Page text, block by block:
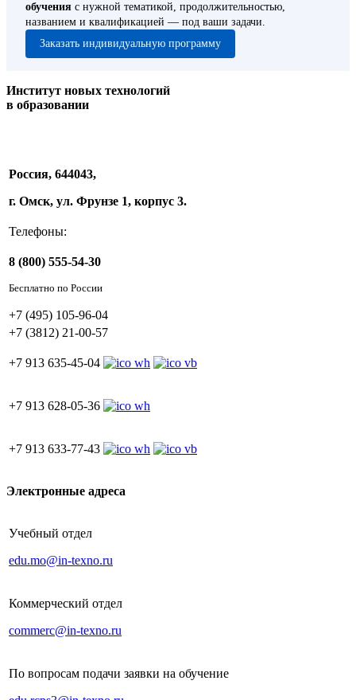
обучения с нужной тематикой, продолжительностью,
названием и квалификацией — под ваши задачи.
Заказать индивидуальную программу
Институт новых технологий
в образовании
Россия, 644043,
г. Омск, ул. Фрунзе 1, корпус 3.
Телефоны:
8 (800) 555-54-30
Бесплатно по России
+7 (495) 105-96-04
+7 (3812) 21-00-57
+7 913 635-45-04
+7 913 628-05-36
+7 913 633-77-43
Электронные адреса
Учебный отдел
edu.mo@in-texno.ru
Коммерческий отдел
commerc@in-texno.ru
По вопросам подачи заявки на обучение